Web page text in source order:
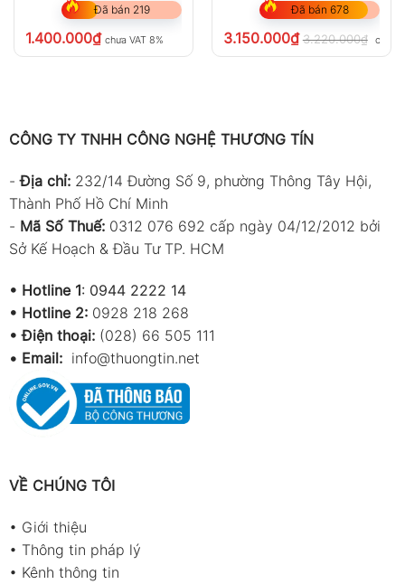
Đã bán 219
1.400.000₫ chưa VAT 8%
Đã bán 678
3.150.000₫ 3.220.000₫ chưa
CÔNG TY TNHH CÔNG NGHỆ THƯƠNG TÍN
-Địa chỉ: 232/14 Đường Số 9, phường Thông Tây Hội,
Thành Phố Hồ Chí Minh
- Mã Số Thuế: 0312 076 692 cấp ngày 04/12/2012 bởi
Sở Kế Hoạch & Đầu Tư TP. HCM
• Hotline 1: 0944 2222 14
• Hotline 2: 0928 218 268
• Điện thoại: (028) 66 505 111
• Email: info@thuongtin.net
VỀ CHÚNG TÔI
• Giới thiệu
• Thông tin pháp lý
• Kênh thông tin